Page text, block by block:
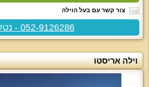
צור קשר עם בעל הוילה
052-9126286 - נטלי
וילה אריסטו